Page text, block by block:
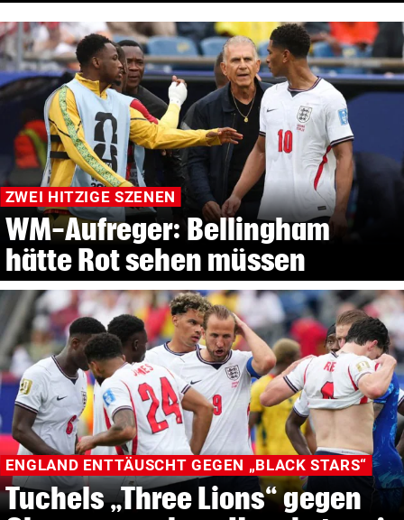
ZWEI HITZIGE SZENEN
WM-Aufreger: Bellingham
hätte Rot sehen müssen
ENGLAND ENTTÄUSCHT GEGEN „BLACK STARS“
Tuchels „Three Lions“ gegen